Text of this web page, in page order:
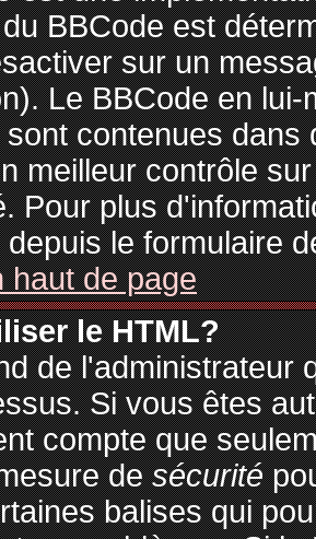
BBCode est
sur un
Le BBCode en
contenues
meilleur contrôle
Pour plus
le formulaire
haut de page
le HTML?
de l'administrateur
Si vous êtes
compte que
desécurité
balises qui